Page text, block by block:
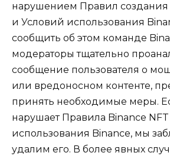
нарушением Правил создания
и Условий использования
сообщить об этом команде
модераторы тщательно
сообщение пользователя о
или вредоносном контенте,
принять необходимые меры.
нарушает Правила Binance
использования Binance, мы
удалим его. В более явных